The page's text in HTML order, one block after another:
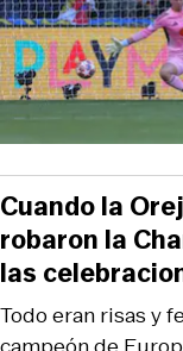
Todo eran risas y
Cuando la
robaron la
las